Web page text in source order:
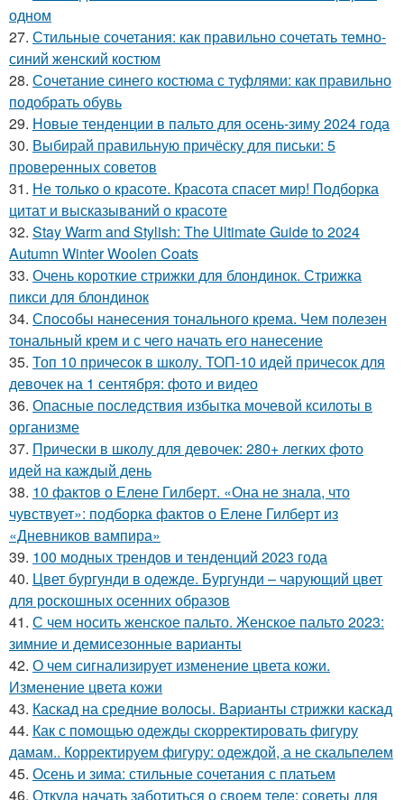
одном
27. Стильные сочетания: как правильно сочетать темно-
синий женский костюм
28. Сочетание синего костюма с туфлями: как правильно
подобрать обувь
29. Новые тенденции в пальто для осень-зиму 2024 года
30. Выбирай правильную причёску для письки: 5
проверенных советов
31. Не только о красоте. Красота спасет мир! Подборка
цитат и высказываний о красоте
32. Stay Warm and Stylish: The Ultimate Guide to 2024
Autumn Winter Woolen Coats
33. Очень короткие стрижки для блондинок. Стрижка
пикси для блондинок
34. Способы нанесения тонального крема. Чем полезен
тональный крем и с чего начать его нанесение
35. Топ 10 причесок в школу. ТОП-10 идей причесок для
девочек на 1 сентября: фото и видео
36. Опасные последствия избытка мочевой ксилоты в
организме
37. Прически в школу для девочек: 280+ легких фото
идей на каждый день
38. 10 фактов о Елене Гилберт. «Она не знала, что
чувствует»: подборка фактов о Елене Гилберт из
«Дневников вампира»
39. 100 модных трендов и тенденций 2023 года
40. Цвет бургунди в одежде. Бургунди – чарующий цвет
для роскошных осенних образов
41. С чем носить женское пальто. Женское пальто 2023:
зимние и демисезонные варианты
42. О чем сигнализирует изменение цвета кожи.
Изменение цвета кожи
43. Каскад на средние волосы. Варианты стрижки каскад
44. Как с помощью одежды скорректировать фигуру
дамам.. Корректируем фигуру: одеждой, а не скальпелем
45. Осень и зима: стильные сочетания с платьем
46. Откуда начать заботиться о своем теле: советы для